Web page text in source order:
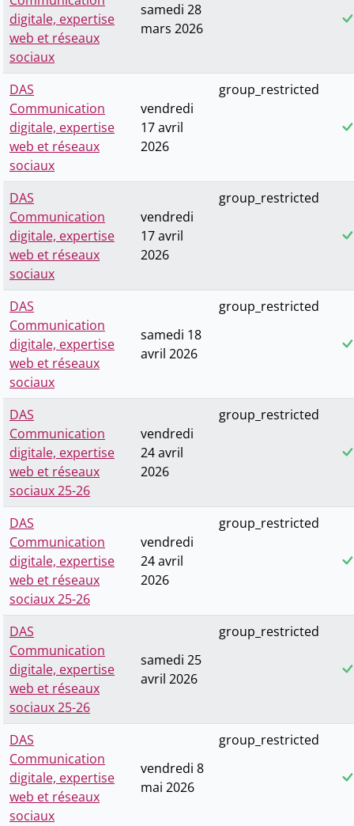
digitale, expertise
web et réseaux
sociaux
samedi 28
mars 2026
DAS
Communication
digitale, expertise
web et réseaux
sociaux
vendredi
17 avril
2026
group_restricted
DAS
Communication
digitale, expertise
web et réseaux
sociaux
vendredi
17 avril
2026
group_restricted
DAS
Communication
digitale, expertise
web et réseaux
sociaux
samedi 18
avril 2026
group_restricted
DAS
Communication
digitale, expertise
web et réseaux
sociaux 25-26
vendredi
24 avril
2026
group_restricted
DAS
Communication
digitale, expertise
web et réseaux
sociaux 25-26
vendredi
24 avril
2026
group_restricted
DAS
Communication
digitale, expertise
web et réseaux
sociaux 25-26
samedi 25
avril 2026
group_restricted
DAS
Communication
digitale, expertise
web et réseaux
sociaux
vendredi 8
mai 2026
group_restricted